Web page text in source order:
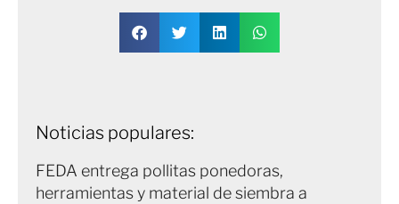
Noticias populares:
FEDA entrega pollitas ponedoras,
herramientas y material de siembra a